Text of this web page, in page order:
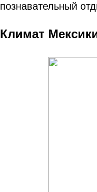
познавательный
Климат